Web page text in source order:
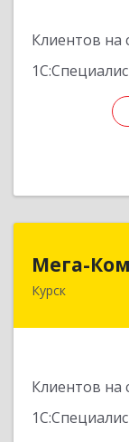
Клиентов на
Мега-Ком
Курск
Клиентов на
305001,